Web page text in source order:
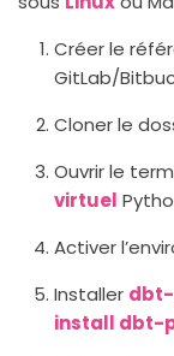
Créer le
GitLab/
Cloner le
Ouvrir le
virtuel
Activer
Installer
install dbt-